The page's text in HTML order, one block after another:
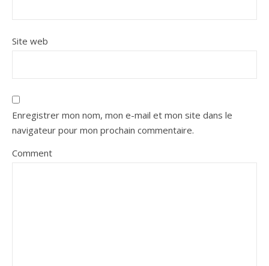
Site web
Enregistrer mon nom, mon e-mail et mon site dans le
navigateur pour mon prochain commentaire.
Comment